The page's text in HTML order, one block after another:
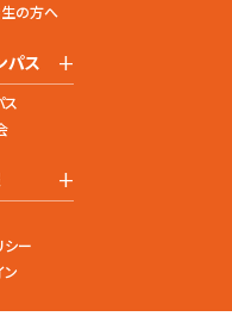
の方へ
パス +
+
シー
ン